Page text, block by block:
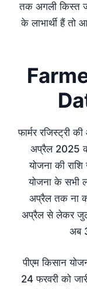
तक अगली किस्त
के लाभार्थी हैं तो
फार्मर रजिस्ट्री
अप्रैल 2025
योजना की राशि
योजना के सभी
अप्रैल तक ना
अप्रैल से लेकर
अब
पीएम किसान
24 फरवरी को